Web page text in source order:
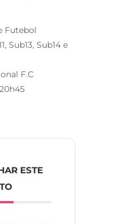
Futebol
Sub13, Sub14 e
F.C
ESTE